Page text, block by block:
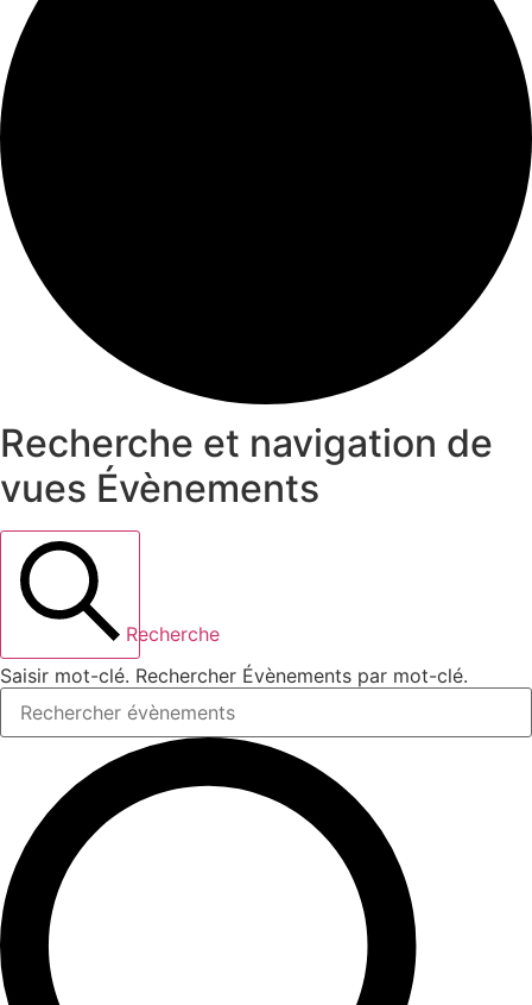
Recherche et navigation de
vues Évènements
Recherche
Saisir mot-clé. Rechercher Évènements par mot-clé.